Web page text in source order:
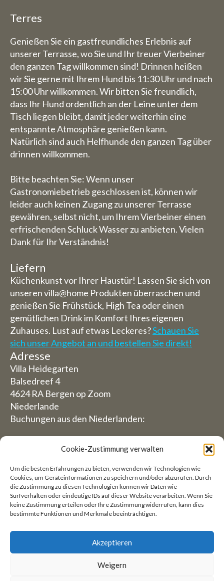
Cookie-Zustimmung verwalten
Um die besten Erfahrungen zu bieten, verwenden wir Technologien wie
Cookies, um Geräteinformationen zu speichern und/oder abzurufen. Durch
die Zustimmung zu diesen Technologien können wir Daten wie
Surfverhalten oder eindeutige IDs auf dieser Website verarbeiten. Wenn Sie
keine Zustimmung erteilen oder Ihre Zustimmung widerrufen, kann dies
bestimmte Funktionen und Merkmale beeinträchtigen.
Akzeptieren
Weigern
Terres
Genießen Sie ein gastfreundliches Erlebnis auf
unserer Terrasse, wo Sie und Ihr treuer Vierbeiner
den ganzen Tag willkommen sind! Drinnen heißen
wir Sie gerne mit Ihrem Hund bis 11:30 Uhr und nach
15:00 Uhr willkommen. Wir bitten Sie freundlich,
dass Ihr Hund ordentlich an der Leine unter dem
Tisch liegen bleibt, damit jeder weiterhin eine
entspannte Atmosphäre genießen kann.
Natürlich sind auch Helfhunde den ganzen Tag über
drinnen willkommen.
Bitte beachten Sie: Wenn unser
Gastronomiebetrieb geschlossen ist, können wir
leider auch keinen Zugang zu unserer Terrasse
gewähren, selbst nicht, um Ihrem Vierbeiner einen
erfrischenden Schluck Wasser zu anbieten. Vielen
Dank für Ihr Verständnis!
Liefern
Küchenkunst vor Ihrer Haustür! Lassen Sie sich von
unseren villa@home Produkten überraschen und
genießen Sie Frühstück, High Tea oder einen
gemütlichen Drink im Komfort Ihres eigenen
Zuhauses. Lust auf etwas Leckeres?Schauen Sie
sich unser Angebot an und bestellen Sie direkt!
Adresse
Villa Heidegarten
Balsedreef 4
4624 RA Bergen op Zoom
Niederlande
Buchungen aus den Niederlanden:
der Niederlande)
+31 (0)619117004
E-Mail:welkom@villaheidetuin.nl
komplett geschlossen (also
auch für Übernachtungen).
B&B:
Die Woche vom 3. August bis
einschließlich 9. August haben
wir auch für Übernachtungen
geschlossen.